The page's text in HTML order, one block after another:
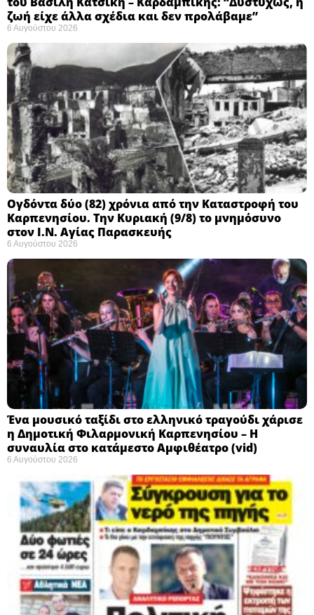
ζωή είχε άλλα σχέδια και δεν προλάβαμε”
6 Αυγούστου 2026
Ογδόντα δύο (82) χρόνια από την Καταστροφή του
Καρπενησίου. Την Κυριακή (9/8) το μνημόσυνο
στον Ι.Ν. Αγίας Παρασκευής
6 Αυγούστου 2026
Ένα μουσικό ταξίδι στο ελληνικό τραγούδι χάρισε
η Δημοτική Φιλαρμονική Καρπενησίου – Η
συναυλία στο κατάμεστο Αμφιθέατρο (vid)
6 Αυγούστου 2026